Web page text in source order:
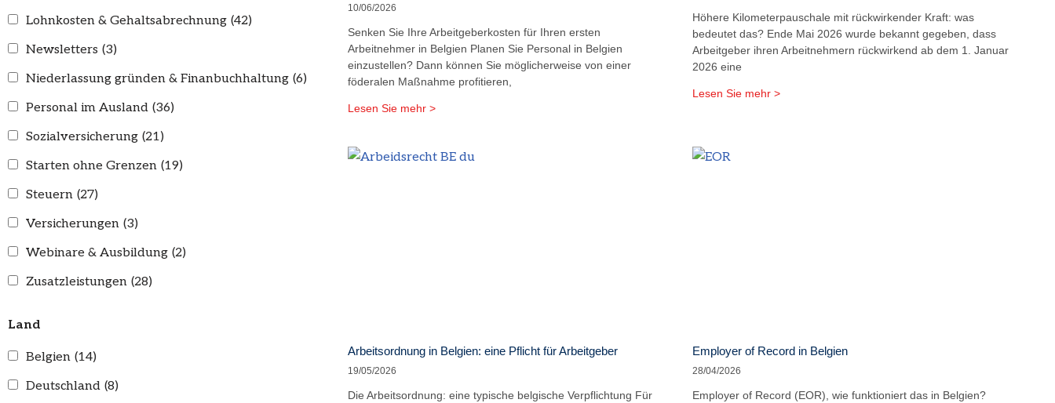
Lohnkosten & Gehaltsabrechnung (42)
Newsletters (3)
Niederlassung gründen & Finanbuchhaltung (6)
Personal im Ausland (36)
Sozialversicherung (21)
Starten ohne Grenzen (19)
Steuern (27)
Versicherungen (3)
Webinare & Ausbildung (2)
Zusatzleistungen (28)
Land
Belgien (14)
Deutschland (8)
10/06/2026
Senken Sie Ihre Arbeitgeberkosten für Ihren ersten
Arbeitnehmer in Belgien Planen Sie Personal in Belgien
einzustellen? Dann können Sie möglicherweise von einer
föderalen Maßnahme profitieren,
Lesen Sie mehr >
Höhere Kilometerpauschale mit rückwirkender Kraft: was
bedeutet das? Ende Mai 2026 wurde bekannt gegeben, dass
Arbeitgeber ihren Arbeitnehmern rückwirkend ab dem 1. Januar
2026 eine
Lesen Sie mehr >
Arbeitsordnung in Belgien: eine Pflicht für Arbeitgeber
19/05/2026
Die Arbeitsordnung: eine typische belgische Verpflichtung Für
Employer of Record in Belgien
28/04/2026
Employer of Record (EOR), wie funktioniert das in Belgien?